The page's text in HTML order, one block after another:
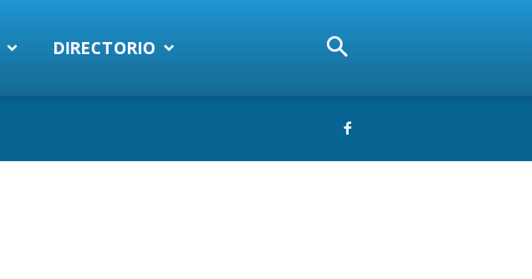
DIRECTORIO